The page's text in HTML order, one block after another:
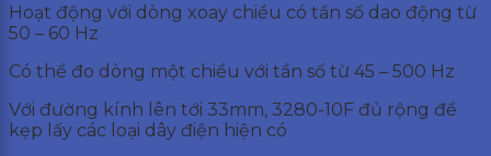
Hoạt động với dòng xoay chiều có tần số dao động từ
50 – 60 Hz
Có thể đo dòng một chiều với tần số từ 45 – 500 Hz
Với đường kính lên tới 33mm, 3280-10F đủ rộng để
kẹp lấy các loại dây điện hiện có